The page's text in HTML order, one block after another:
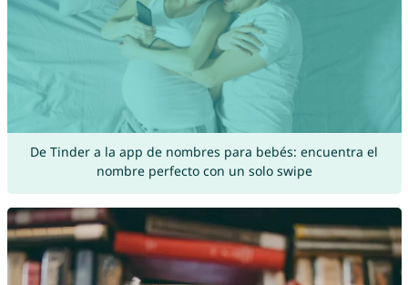
De Tinder a la app de nombres para bebés: encuentra el
nombre perfecto con un solo swipe